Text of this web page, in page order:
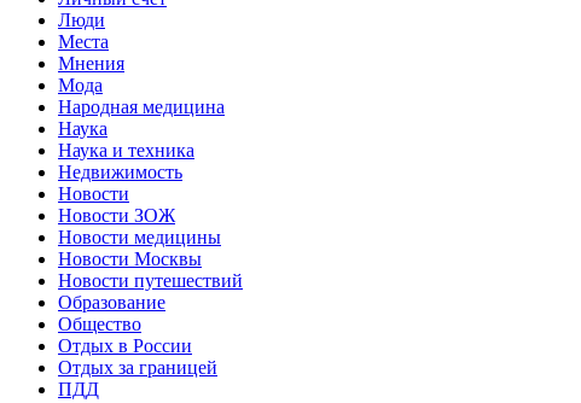
Люди
Места
Мнения
Мода
Народная медицина
Наука
Наука и техника
Недвижимость
Новости
Новости ЗОЖ
Новости медицины
Новости Москвы
Новости путешествий
Образование
Общество
Отдых в России
Отдых за границей
ПДД